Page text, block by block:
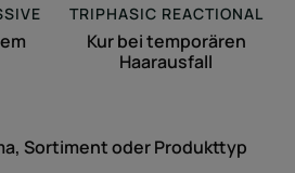
TRIPHASIC REACTIONAL
Kur bei temporären
Haarausfall
Sortiment oder Produkttyp